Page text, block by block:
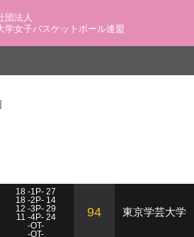
団法人
学女子バスケットボール連盟
18 -1P- 27
18 -2P- 14
12 -3P- 29
11 -4P- 24
-OT-
-OT-
94 東京学芸大学